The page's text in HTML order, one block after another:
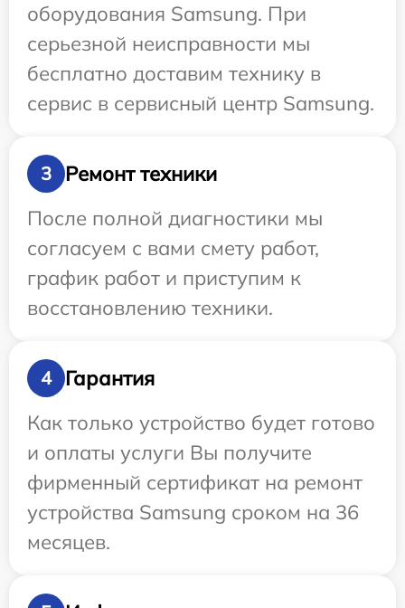
оборудования Samsung. При
серьезной неисправности мы
бесплатно доставим технику в
сервис в сервисный центр Samsung.
3
Ремонт техники
После полной диагностики мы
согласуем с вами смету работ,
график работ и приступим к
восстановлению техники.
4
Гарантия
Как только устройство будет готово
и оплаты услуги Вы получите
фирменный сертификат на ремонт
устройства Samsung сроком на 36
месяцев.